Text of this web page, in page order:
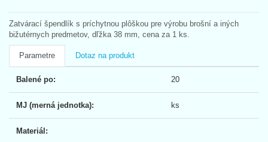
Zatvárací špendlík s príchytnou plôškou pre výrobu brošní a iných
bižutérnych predmetov, dľžka 38 mm, cena za 1 ks.
Parametre Dotaz na produkt
Balené po: 20
MJ (merná jednotka): ks
Materiál: